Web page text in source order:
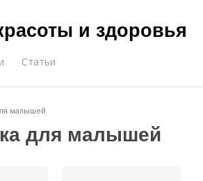
и здоровья
Статьи
малышей
для малышей